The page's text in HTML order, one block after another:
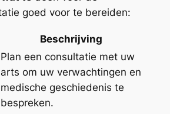
goed voor te bereiden:
Beschrijving
Plan een consultatie met uw
arts om uw verwachtingen en
medische geschiedenis te
bespreken.